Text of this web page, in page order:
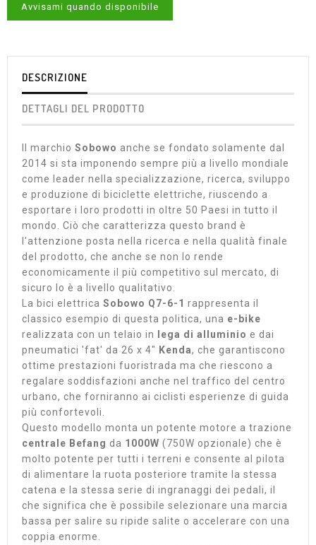
Avvisami quando disponibile
DESCRIZIONE
DETTAGLI DEL PRODOTTO
Il marchio Sobowo anche se fondato solamente dal
2014 si sta imponendo sempre più a livello mondiale
come leader nella specializzazione, ricerca, sviluppo
e produzione di biciclette elettriche, riuscendo a
esportare i loro prodotti in oltre 50 Paesi in tutto il
mondo. Ciò che caratterizza questo brand è
l'attenzione posta nella ricerca e nella qualità finale
del prodotto, che anche se non lo rende
economicamente il più competitivo sul mercato, di
sicuro lo è a livello qualitativo.
La bici elettrica Sobowo Q7-6-1 rappresenta il
classico esempio di questa politica, una e-bike
realizzata con un telaio in
lega di alluminio e dai
pneumatici 'fat' da 26 x 4" Kenda, che garantiscono
ottime prestazioni fuoristrada ma che riescono a
regalare soddisfazioni anche nel traffico del centro
urbano, che forniranno ai ciclisti esperienze di guida
più confortevoli.
Questo modello monta un potente motore a trazione
centrale Befang da 1000W (750W opzionale) che è
molto potente per tutti i terreni e consente al pilota
di alimentare la ruota posteriore tramite la stessa
catena e la stessa serie di ingranaggi dei pedali, il
che significa che è possibile selezionare una marcia
bassa per salire su ripide salite o accelerare con una
coppia enorme.